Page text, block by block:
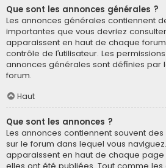
Que sont les annonces générales ?
Les annonces générales contiennent
importantes que vous devriez
apparaissent en haut de chaque
contrôle de l’utilisateur. Les
annonces générales sont définies par
forum.
Haut
Que sont les annonces ?
Les annonces contiennent souvent
sur le forum dans lequel vous
apparaissent en haut de chaque